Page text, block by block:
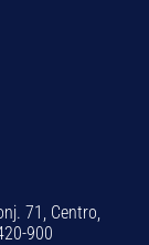
71, Centro,
900